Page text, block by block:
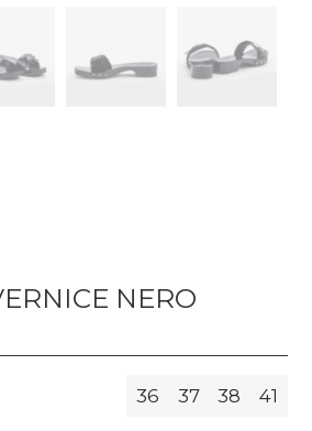
NERO
36 37 38 41